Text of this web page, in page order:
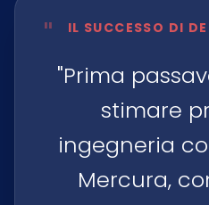
" IL SUCCESSO DI
"Prima
stimare
ingegneria
Mercura,